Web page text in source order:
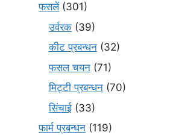
फसलें(301)
उर्वरक (39)
कीट प्रबन्धन (32)
फसल चयन (71)
मि‌ट्टी प्रबन्धन (70)
सिंचाई (33)
फार्म प्रबन्धन (119)